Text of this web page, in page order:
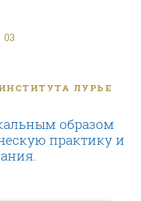
03
ЛУРЬЕ
образом
практику и